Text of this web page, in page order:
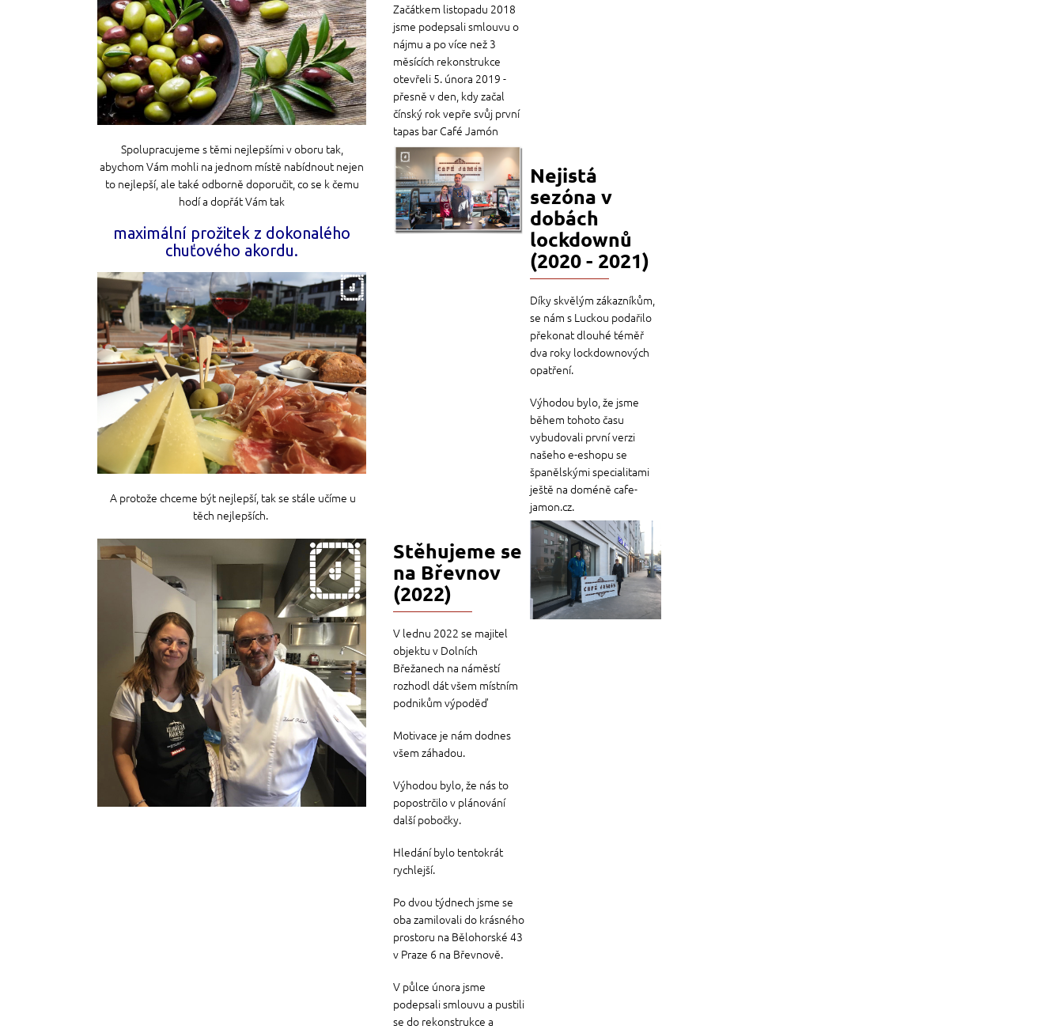
Spolupracujeme s těmi nejlepšími v oboru tak,
abychom Vám mohli na jednom místě nabídnout nejen
to nejlepší, ale také odborně doporučit, co se k čemu
hodí a dopřát Vám tak
maximální prožitek z dokonalého
chuťového akordu.
A protože chceme být nejlepší, tak se stále učíme u
těch nejlepších.
Začátkem listopadu 2018
jsme podepsali smlouvu o
nájmu a po více než 3
měsících rekonstrukce
otevřeli 5. února 2019 -
přesně v den, kdy začal
čínský rok vepře svůj první
tapas bar Café Jamón
Nejistá
sezóna v
dobách
lockdownů
(2020 - 2021)
Díky skvělým zákazníkům,
se nám s Luckou podařilo
překonat dlouhé téměř
dva roky lockdownových
opatření.
Výhodou bylo, že jsme
během tohoto času
vybudovali první verzi
našeho e-eshopu se
španělskými specialitami
ještě na doméně cafe-
jamon.cz.
Stěhujeme se
na Břevnov
(2022)
V lednu 2022 se majitel
objektu v Dolních
Břežanech na náměstí
rozhodl dát všem místním
podnikům výpoděď
Motivace je nám dodnes
všem záhadou.
Výhodou bylo, že nás to
popostrčilo v plánování
další pobočky.
Hledání bylo tentokrát
rychlejší.
Po dvou týdnech jsme se
oba zamilovali do krásného
prostoru na Bělohorské 43
v Praze 6 na Břevnově.
V půlce února jsme
podepsali smlouvu a pustili
se do rekonstrukce a